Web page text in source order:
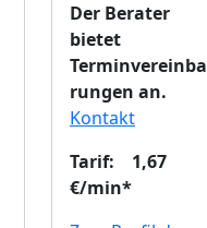
Der Berater
bietet
Terminvereinba
rungen an.
Kontakt
Tarif: 1,67
€/min*